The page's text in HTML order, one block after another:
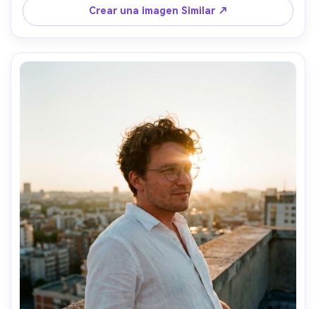
laboratorio de 35 mm, sensación de 85 mm f/1.4, enmarco
editorial medio cuerpo, fondo gris limpio, estado de
ánimo profesional equilibrado, textura de piel realista,
alta resolución- -ar 4:5
Crear una imagen Similar ↗